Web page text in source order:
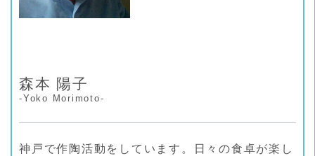
森本 陽子
-Yoko Morimoto-
神戸で作陶活動をしています。日々の食卓が楽し